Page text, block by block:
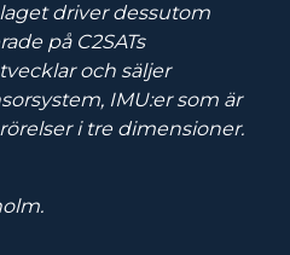
driver dessutom
på C2SATs
och säljer
IMU:er som är
i tre dimensioner.